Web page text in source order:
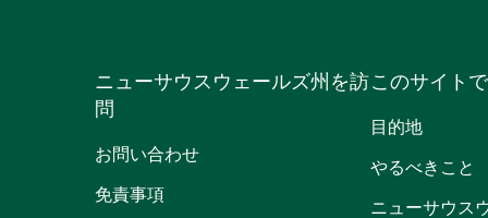
ニューサウスウェールズ州を訪
問
お問い合わせ
免責事項
このサイト
目的地
やるべきこと
ニューサウス